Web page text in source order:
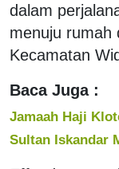
dalam
menuju rumah
Kecamatan
Baca Juga :
Jamaah Haji
Sultan Iskandar